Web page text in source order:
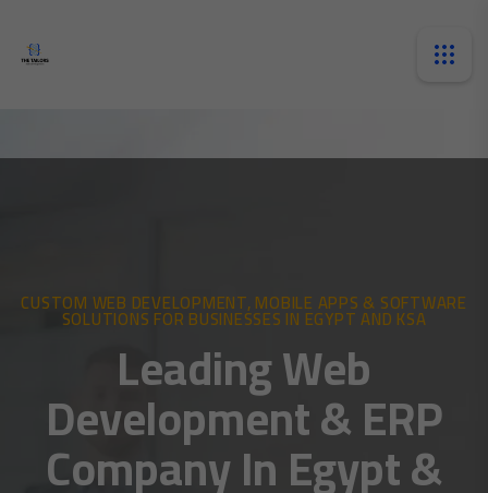
CUSTOM WEB DEVELOPMENT, MOBILE APPS & SOFTWARE
SOLUTIONS FOR BUSINESSES IN EGYPT AND KSA
Leading Web
Development & ERP
Company In Egypt &